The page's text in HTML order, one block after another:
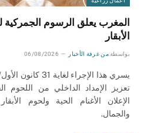
المغرب يعلق الرسوم الجمركية
الأبقار
بواسطة من غرفة الأخبار 06/08/2026
يسري هذا الإجراء
تعزيز الإمداد الداخلي من
الإعلان الأغنام الحية ولحوم
والجمال.